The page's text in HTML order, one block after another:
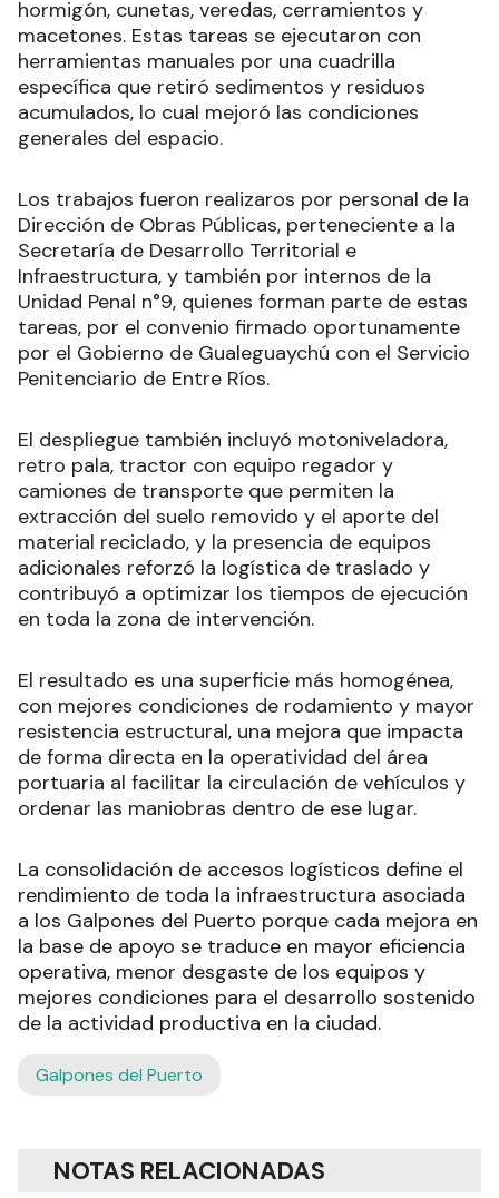
En paralelo, se desarrolló una limpieza integral del
entorno inmediato que abarcó sectores de
hormigón, cunetas, veredas, cerramientos y
macetones. Estas tareas se ejecutaron con
herramientas manuales por una cuadrilla
acumulados, lo cual mejoró las condiciones
generales del espacio.
Los trabajos fueron realizaros por personal de la
Dirección de Obras Públicas, perteneciente a la
Secretaría de Desarrollo Territorial e
Infraestructura, y también por internos de la
Unidad Penal n°9, quienes forman parte de estas
por el Gobierno de Gualeguaychú con el Servicio
Penitenciario de Entre Ríos.
El despliegue también incluyó motoniveladora,
retro pala, tractor con equipo regador y
camiones de transporte que permiten la
extracción del suelo removido y el aporte del
material reciclado, y la presencia de equipos
contribuyó a optimizar los tiempos de ejecución
en toda la zona de intervención.
El resultado es una superficie más homogénea,
con mejores condiciones de rodamiento y mayor
resistencia estructural, una mejora que impacta
portuaria al facilitar la circulación de vehículos y
ordenar las maniobras dentro de ese lugar.
La consolidación de accesos logísticos define el
rendimiento de toda la infraestructura asociada
a los Galpones del Puerto porque cada mejora en
la base de apoyo se traduce en mayor eficiencia
mejores condiciones para el desarrollo sostenido
Galpones del Puerto